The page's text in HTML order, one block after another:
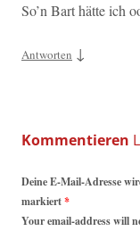
So’n Bart hätte ich
Antworten ↓
Kommentieren
Deine E-Mail-Adresse
markiert*
Your email-address will